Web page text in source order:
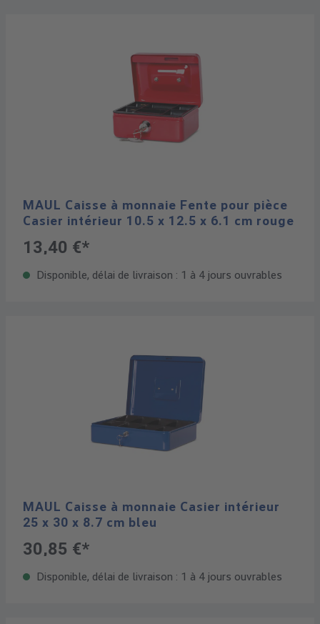
MAUL Caisse à monnaie Fente pour pièce
Casier intérieur 10.5 x 12.5 x 6.1 cm rouge
13,40 €*
Disponible, délai de livraison : 1 à 4 jours ouvrables
MAUL Caisse à monnaie Casier intérieur
25 x 30 x 8.7 cm bleu
30,85 €*
Disponible, délai de livraison : 1 à 4 jours ouvrables